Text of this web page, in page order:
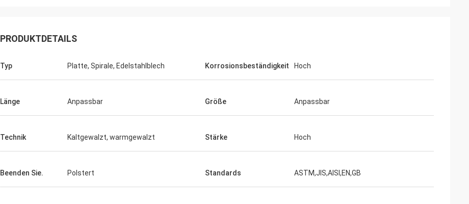
PRODUKTDETAILS
Typ Platte, Spirale, Edelstahlblech Korrosionsbeständigkeit Hoch
Länge Anpassbar Größe Anpassbar
Technik Kaltgewalzt, warmgewalzt Stärke Hoch
Beenden Sie. Polstert Standards ASTM,JIS,AISI,EN,GB